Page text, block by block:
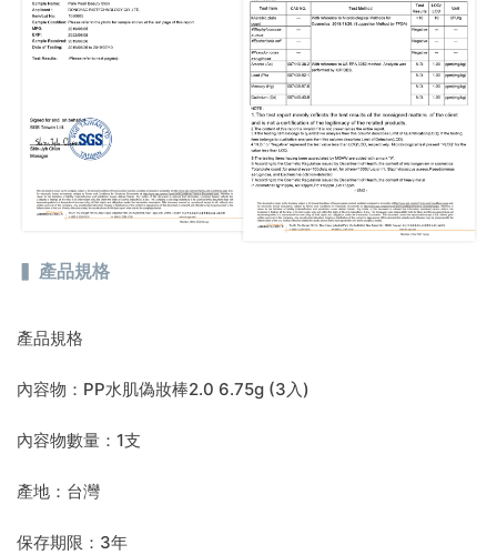
▍ 產品規格
產品規格
內容物：PP水肌偽妝棒2.0 6.75g (3入)
內容物數量：1支
產地：台灣
保存期限：3年